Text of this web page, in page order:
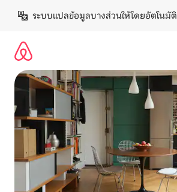
เนื้อหา
ระบบแปลข้อมูลบางส่วนให้โดยอัตโนมัติ